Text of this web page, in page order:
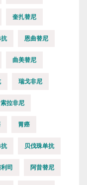
奎扎替尼
抗 恩曲替尼
曲美替尼
瑞戈非尼
索拉非尼
胃癌
贝伐珠单抗
司 阿昔替尼